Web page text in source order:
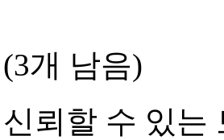
개 남음)
뢰할 수 있는